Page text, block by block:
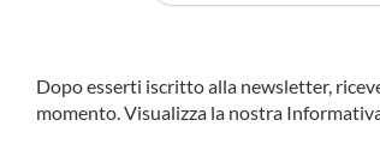
Dopo esserti iscritto alla newsletter,
momento. Visualizza la nostra